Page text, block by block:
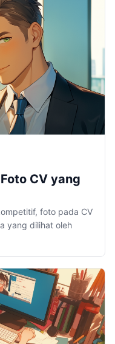
CV yang
foto pada CV
yang dilihat oleh